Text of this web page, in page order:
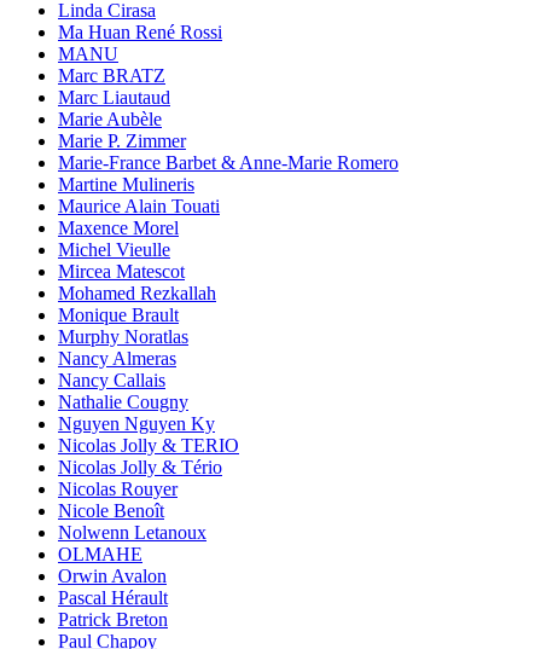
Linda Cirasa
Ma Huan René Rossi
MANU
Marc BRATZ
Marc Liautaud
Marie Aubèle
Marie P. Zimmer
Marie-France Barbet & Anne-Marie Romero
Martine Mulineris
Maurice Alain Touati
Maxence Morel
Michel Vieulle
Mircea Matescot
Mohamed Rezkallah
Monique Brault
Murphy Noratlas
Nancy Almeras
Nancy Callais
Nathalie Cougny
Nguyen Nguyen Ky
Nicolas Jolly & TERIO
Nicolas Jolly & Tério
Nicolas Rouyer
Nicole Benoît
Nolwenn Letanoux
OLMAHE
Orwin Avalon
Pascal Hérault
Patrick Breton
Paul Chapoy